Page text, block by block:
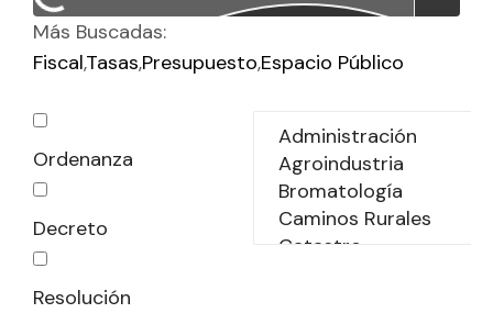
Más Buscadas:
FiscalTasas Presupuesto Espacio Público
Ordenanza
Decreto
Resolución